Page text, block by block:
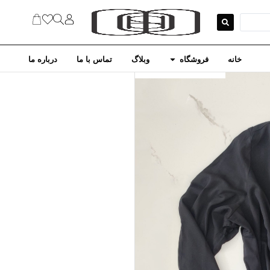
خانه فروشگاه وبلاگ تماس با ما درباره ما